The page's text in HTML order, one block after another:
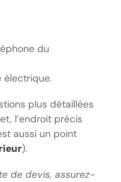
du
électrique.
plus détaillées
l’endroit précis
aussi un point
).
de devis, assurez-